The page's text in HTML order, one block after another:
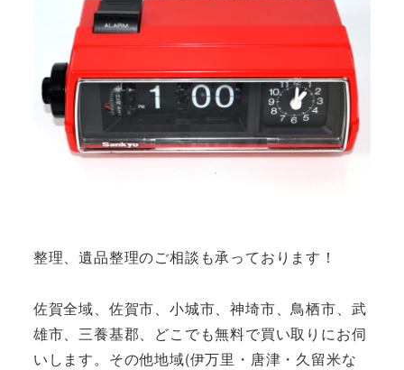
整理、遺品整理のご相談も承っております！
佐賀全域、佐賀市、小城市、神埼市、鳥栖市、武
雄市、三養基郡、どこでも無料で買い取りにお伺
いします。その他地域(伊万里・唐津・久留米な